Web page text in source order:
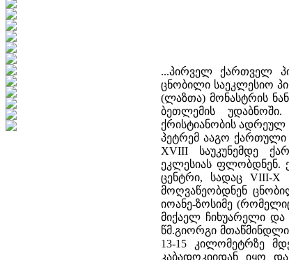
...პირველ ქართველ
ცნობილი საეკლესიო
(ლაზთა) მონასტრის
ბეთლემის
ქრისტიანობის
პეტრემ ააგო ქართული
XVIII საუკუნემდე
ეკლესიას ფლობდნენ.
ცენტრი, სადაც VIII-X
მოღვაწეობდნენ
იოანე-ზოსიმე
მიქაელ ჩიხუარელი და
წმ.გიორგი
13-15 კილომეტრზე
კაბადოკიიდან იყო